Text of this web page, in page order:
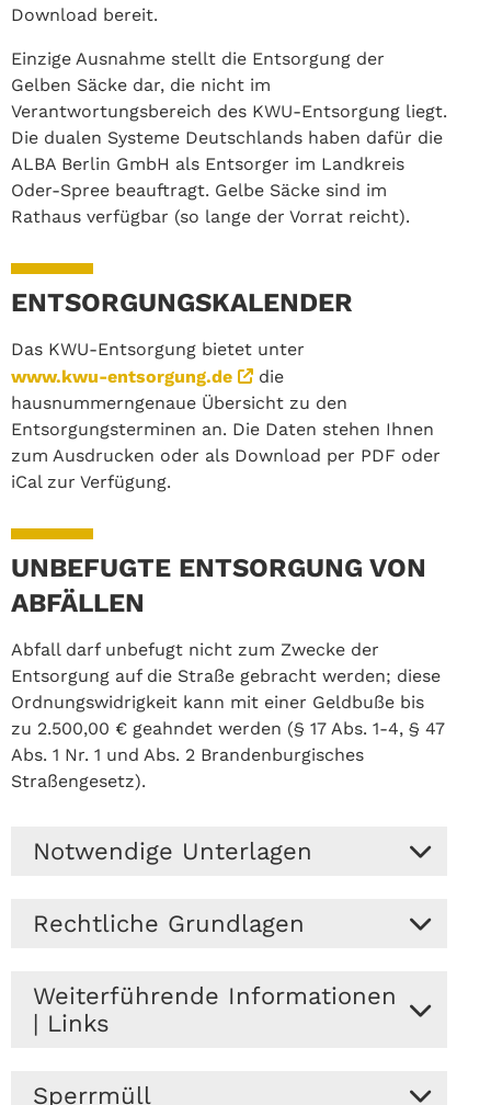
Download bereit.
Einzige Ausnahme stellt die Entsorgung der
Gelben Säcke dar, die nicht im
Verantwortungsbereich des KWU-Entsorgung liegt.
Die dualen Systeme Deutschlands haben dafür die
ALBA Berlin GmbH als Entsorger im Landkreis
Oder-Spree beauftragt. Gelbe Säcke sind im
Rathaus verfügbar (so lange der Vorrat reicht).
ENTSORGUNGSKALENDER
Das KWU-Entsorgung bietet unter
www.kwu-entsorgung.de
die
hausnummerngenaue Übersicht zu den
Entsorgungsterminen an. Die Daten stehen Ihnen
zum Ausdrucken oder als Download per PDF oder
iCal zur Verfügung.
UNBEFUGTE ENTSORGUNG VON
ABFÄLLEN
Abfall darf unbefugt nicht zum Zwecke der
Entsorgung auf die Straße gebracht werden; diese
Ordnungswidrigkeit kann mit einer Geldbuße bis
zu 2.500,00 € geahndet werden (§ 17 Abs. 1-4, § 47
Abs. 1 Nr. 1 und Abs. 2 Brandenburgisches
Straßengesetz).
Notwendige Unterlagen
Das KWU-Entsorgung bietet nachfolgende
Dienstleistungen an, eine Übersicht und die
Anmeldung I Abmeldung (z. B. Haushalte,
Gewerbe)
Sonderleerung, Reparatur von
Rechtliche Grundlagen
§ 17 Abs. 1-4 Brandenburgisches
Straßengesetz (BbgStrG)
§ 47 Abs. 1 Nr. 1 und Abs. 2
(BbgStrG)
Weiterführende Informationen
| Links
Abfall-ABC des KWU-Entsorgung
Sperrmüll